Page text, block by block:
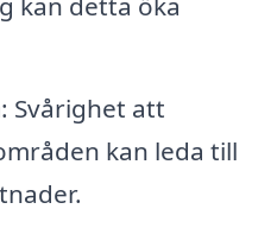
Svårighet att
kan leda till